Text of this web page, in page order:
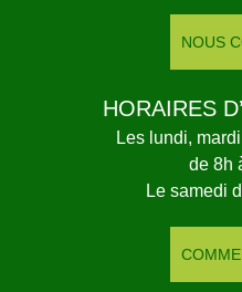
NOUS
HORAIRES
Les lundi,
de 8h
Le samedi